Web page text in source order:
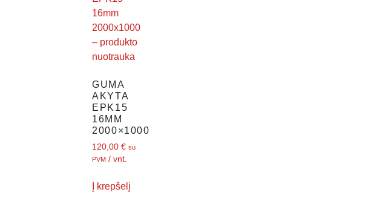
GUMA
AKYTA
EPK15
16MM
2000×1000
120,00€ su
PVM / vnt.
Į krepšelį